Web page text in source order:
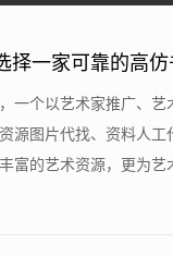
择一家可靠的高仿
一个以艺术家推广、
源图片代找、资料人
富的艺术资源，更为艺